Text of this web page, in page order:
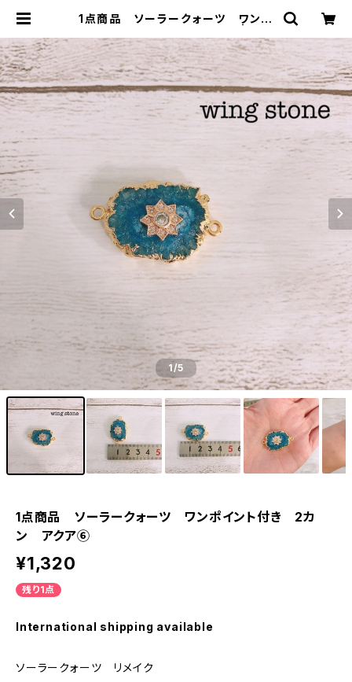
1点商品 ソーラークォーツ ワンポ
g stone ウィングストーン
1/5
1点商品 ソーラークォーツ ワンポイント付き 2カ
ン アクア⑥
¥1,320
残り1点
International shipping available
ソーラークォーツ リメイク